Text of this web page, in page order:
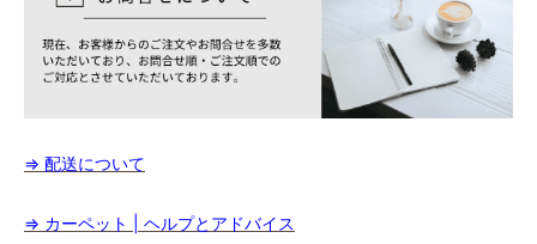
⇒ 配送について
⇒ カーペット | ヘルプとアドバイス